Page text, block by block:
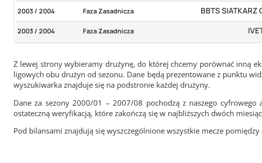
2003 / 2004 Faza Zasadnicza BBTS SIATKARZ
2003 / 2004 Faza Zasadnicza
Z lewej strony wybieramy drużynę, do której chcemy porównać inną
ligowych obu drużyn od sezonu. Dane będą prezentowane z punktu
wyszukiwarka znajduje się na podstronie każdej drużyny.
Dane za sezony 2000/01 – 2007/08 pochodzą z naszego
ostateczną weryfikacją, które zakończą się w najbliższych dwóch
Pod bilansami znajdują się wyszczególnione wszystkie mecze